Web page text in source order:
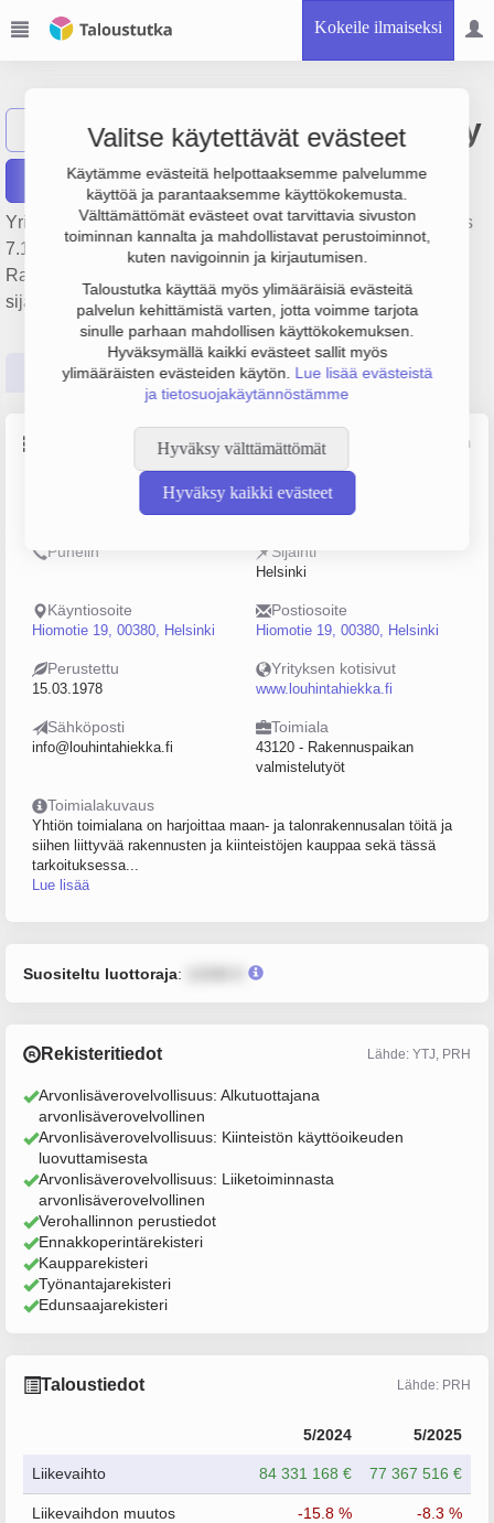
Kokeile ilmaiseksi
Valitse käytettävät evästeet
Käytämme evästeitä helpottaaksemme palvelumme
käyttöä ja parantaaksemme käyttökokemusta.
Välttämättömät evästeet ovat tarvittavia sivuston
toiminnan kannalta ja mahdollistavat perustoiminnot,
kuten navigoinnin ja kirjautumisen.
Taloustutka käyttää myös ylimääräisiä evästeitä
palvelun kehittämistä varten, jotta voimme tarjota
sinulle parhaan mahdollisen käyttökokemuksen.
Hyväksymällä kaikki evästeet sallit myös
ylimääräisten evästeiden käytön. Lue lisää evästeistä
ja tietosuojakäytännöstämme
Hyväksy välttämättömät
Hyväksy kaikki evästeet
Näytä haku Louhintahiekka Oy
Raportit
Yrityksen Louhintahiekka Oy liikevaihto on 77.4 milj. €, tulos
7.1 milj. € ja henkilöstömäärä 73. Sen päätoimiala on
Rakennuspaikan valmistelutyöt, perustamisvuosi 1978 ja
sijainti Helsinki. Yrityksen yhtiömuoto Osakeyhtiö (OY).
Perustiedot Tilinpäätösluvut Päättäjätiedot
Lähde: YTJ, PRH, Traficom
Henkilöstömäärä
50–99
Puhelin Sijainti
Helsinki
Käyntiosoite
Hiomotie 19, 00380, Helsinki
Postiosoite
Hiomotie 19, 00380, Helsinki
Perustettu
15.03.1978
Yrityksen kotisivut
www.louhintahiekka.fi
Sähköposti
info@louhintahiekka.fi
Toimiala
43120 - Rakennuspaikan
valmistelutyöt
Toimialakuvaus
Yhtiön toimialana on harjoittaa maan- ja talonrakennusalan töitä ja
siihen liittyvää rakennusten ja kiinteistöjen kauppaa sekä tässä
tarkoituksessa...
Lue lisää
Suositeltu luottoraja:
Rekisteritiedot Lähde: YTJ, PRH
Arvonlisäverovelvollisuus: Alkutuottajana
arvonlisäverovelvollinen
Arvonlisäverovelvollisuus: Kiinteistön käyttöoikeuden
luovuttamisesta
Arvonlisäverovelvollisuus: Liiketoiminnasta
arvonlisäverovelvollinen
Verohallinnon perustiedot
Ennakkoperintärekisteri
Kaupparekisteri
Työnantajarekisteri
Edunsaajarekisteri
Taloustiedot Lähde: PRH
5/2024 5/2025
Liikevaihto 84 331 168 € 77 367 516 €
Liikevaihdon muutos -15.8 % -8.3 %